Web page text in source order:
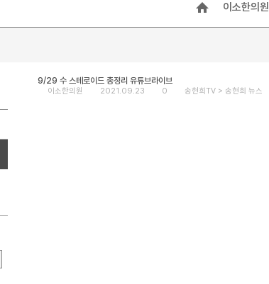
이소한의원
9/29 수 스테로이드 총정리 유튜브라이브
이소한의원 2021.09.23 0 송현희TV > 송현희 뉴스